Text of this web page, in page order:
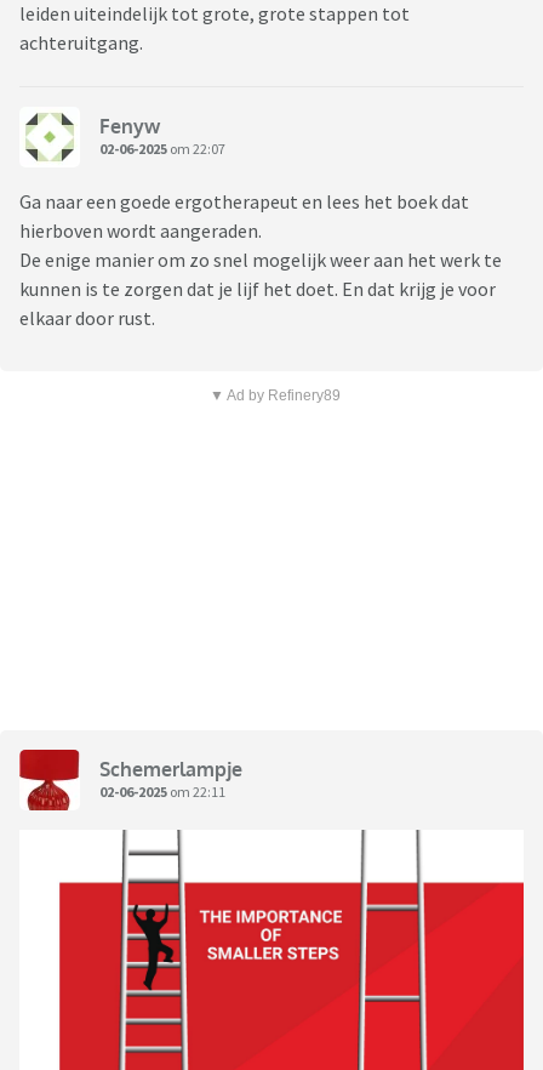
leiden uiteindelijk tot grote, grote stappen tot
achteruitgang.
Fenyw
02-06-2025 om 22:07
Ga naar een goede ergotherapeut en lees het boek dat
hierboven wordt aangeraden.
De enige manier om zo snel mogelijk weer aan het werk te
kunnen is te zorgen dat je lijf het doet. En dat krijg je voor
elkaar door rust.
▼ Ad by Refinery89
Schemerlampje
02-06-2025 om 22:11